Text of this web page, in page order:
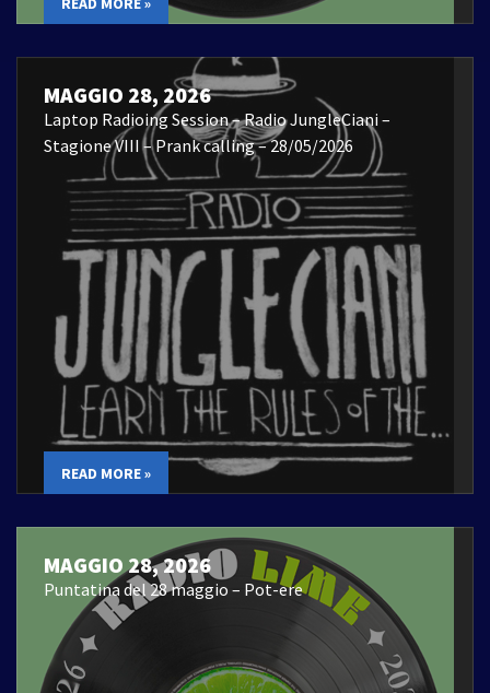
MAGGIO 28, 2026
Laptop Radioing Session – Radio JungleCiani –
Stagione VIII – Prank calling – 28/05/2026
READ MORE »
MAGGIO 28, 2026
Puntatina del 28 maggio – Pot-ere